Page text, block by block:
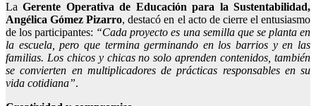
LaGerente Operativa de Educación para la Sustentabilidad,
Angélica Gómez Pizarro, destacó en el acto de cierre el entusiasmo
de los participantes: “Cada proyecto es una semilla que se planta en
la escuela, pero que termina germinando en los barrios y en las
familias. Los chicos y chicas no solo aprenden contenidos, también
se convierten en multiplicadores de prácticas responsables en su
vida cotidiana”.